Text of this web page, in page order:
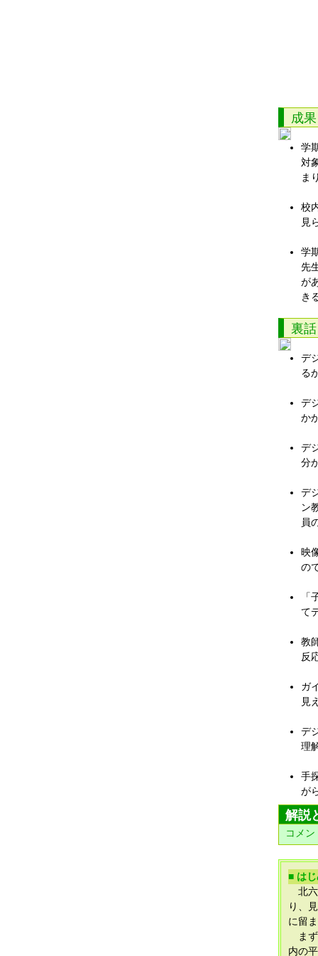
成
学
対
ま
校
見
学
先
が
き
裏
デ
る
デ
か
デ
分
デ
ン
員
映
の
「
て
教
反
ガ
見
デ
理
手
が
解説
コメ
■ は
北六
り、
に留
まず
内の